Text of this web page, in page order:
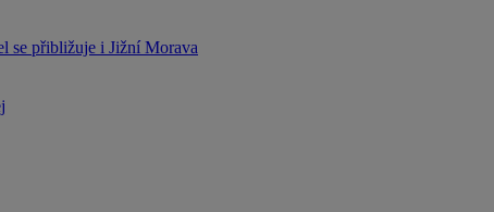
se přibližuje i Jižní Morava